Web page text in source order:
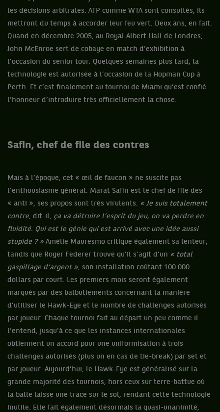
les décisions arbitrales. ATP comme WTA sont consultés, ils
mettront du temps à accorder leur feu vert. Deux ans, en fait.
Quand en décembre 2005, au Royal Albert Hall de Londres,
John McEnroe sert de cobaye en match d’exhibition à
l’occasion du senior tour. Quelques semaines plus tard, la
technologie est autorisée à l’occasion de la Hopman Cup à
Perth. Et c’est finalement au tournoi de Miami qu’est confié
l’honneur d’introduire très officiellement la chose.
Safin, chef de file des contres
Mais à l’époque, cet « œil de faucon » ne suscite pas
l’enthousiasme général. Marat Safin est le chef de file des
« anti », ses propos sont très virulents. « Je suis totalement
contre, dit-il, ça va détruire l’esprit du jeu, on va perdre en
fluidité. Qui est le génie qui est arrivé avec une idée aussi
stupide ? » Amélie Mauresmo critique également sa lenteur,
tandis que Roger Federer trouve qu’il s’agit d’un « total
gaspillage d’argent », son installation coûtant 100 000
dollars par court. Les premiers mois seront également
marqués par des balbutiements concernant la manière
d’utiliser le Hawk-Eye et le nombre de challenges autorisés
par joueur. Chaque tournoi fait au départ un peu comme il
l’entend, jusqu’à ce que les instances internationales
obtiennent un accord pour une uniformisation à trois
challenges autorisés (plus un en cas de tie-break) par set et
par joueur. Aujourd’hui, le Hawk-Eye est généralisé sur la
grande majorité des tournois, hors ceux sur terre-battue où
la balle laisse une trace sur le sol, rendant cette technologie
inutile. Elle fait également désormais la quasi-unanimité,